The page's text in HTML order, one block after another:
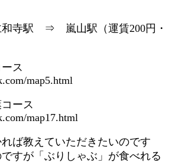
和寺駅 ⇒ 嵐山駅（運賃200円・
ス
map5.html
ース
map17.html
ば教えていただきたいのです
すが「ぶりしゃぶ」が食べれる